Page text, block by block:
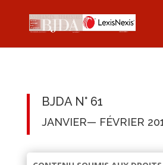
BJDA N° 61
JANVIER— FÉVRIER